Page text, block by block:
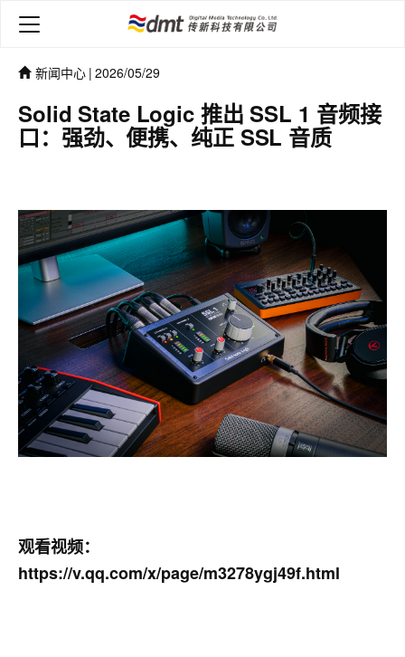
新闻中心 | 2026/05/29
Solid State Logic 推出 SSL 1 音频接
口：强劲、便携、纯正 SSL 音质
观看视频：
https://v.qq.com/x/page/m3278ygj49f.html